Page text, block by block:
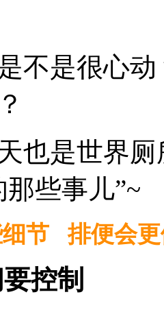
是很心动
是世界厕
些事儿”~
节 排便会更
控制